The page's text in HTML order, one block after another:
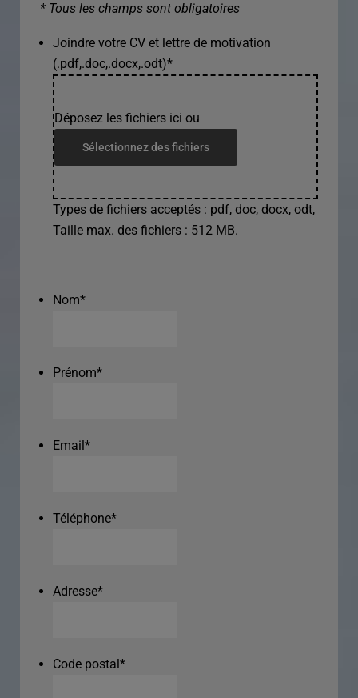
* Tous les champs sont obligatoires
Joindre votre CV et lettre de motivation
(.pdf,.doc,.docx,.odt)*
Déposez les fichiers ici ou
Sélectionnez des fichiers
Types de fichiers acceptés : pdf, doc, docx, odt,
Taille max. des fichiers : 512 MB.
Nom*
Prénom*
Email*
Téléphone*
Adresse*
Code postal*